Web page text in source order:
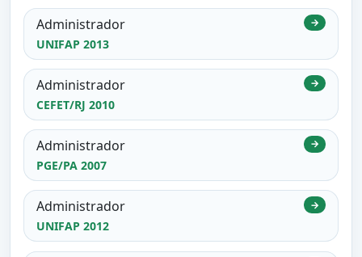
Administrador
UNIFAP 2013
→
Administrador
CEFET/RJ 2010
→
Administrador
PGE/PA 2007
→
Administrador
UNIFAP 2012
→